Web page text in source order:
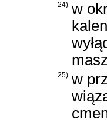
24) w
25) w